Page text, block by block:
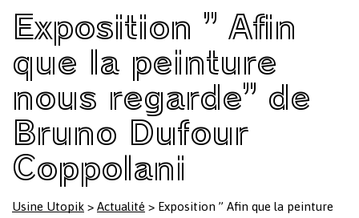
Exposition ” Afin
que la peinture
nous regarde” de
Bruno Dufour
Coppolani
Usine Utopik > Actualité > Exposition ” Afin que la peinture